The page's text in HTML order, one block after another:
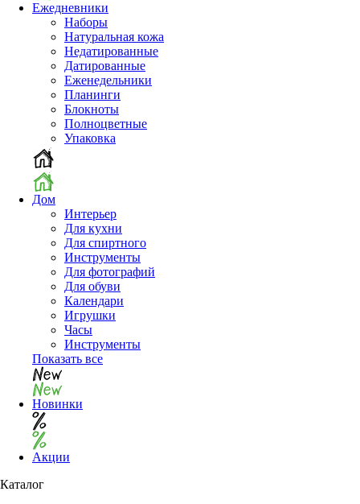
Ежедневники
Наборы
Натуральная кожа
Недатированные
Датированные
Еженедельники
Планинги
Блокноты
Полноцветные
Упаковка
Дом
Интерьер
Для кухни
Для спиртного
Инструменты
Для фотографий
Для обуви
Календари
Игрушки
Часы
Инструменты
Показать все
Новинки
Акции
Каталог